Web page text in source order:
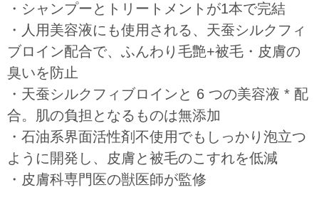
・シャンプーとトリートメントが1本で完結
・人用美容液にも使用される、天蚕シルクフィ
ブロイン配合で、ふんわり毛艶+被毛・皮膚の
臭いを防止
・天蚕シルクフィブロインと 6 つの美容液 * 配
合。肌の負担となるものは無添加
・石油系界面活性剤不使用でもしっかり泡立つ
ように開発し、皮膚と被毛のこすれを低減
・皮膚科専門医の獣医師が監修